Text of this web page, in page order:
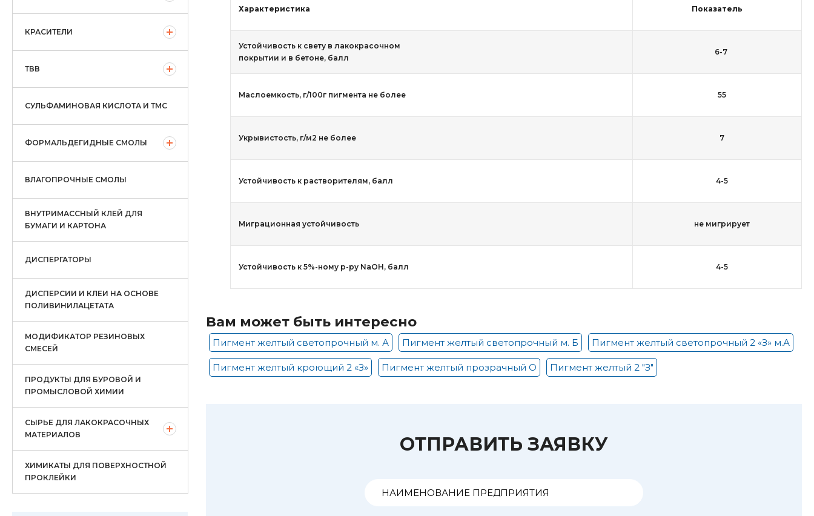
КРАСИТЕЛИ
ТВВ
СУЛЬФАМИНОВАЯ КИСЛОТА И ТМС
ФОРМАЛЬДЕГИДНЫЕ СМОЛЫ
ВЛАГОПРОЧНЫЕ СМОЛЫ
ВНУТРИМАССНЫЙ КЛЕЙ ДЛЯ
БУМАГИ И КАРТОНА
ДИСПЕРГАТОРЫ
ДИСПЕРСИИ И КЛЕИ НА ОСНОВЕ
ПОЛИВИНИЛАЦЕТАТА
МОДИФИКАТОР РЕЗИНОВЫХ
СМЕСЕЙ
ПРОДУКТЫ ДЛЯ БУРОВОЙ И
ПРОМЫСЛОВОЙ ХИМИИ
СЫРЬЕ ДЛЯ ЛАКОКРАСОЧНЫХ
МАТЕРИАЛОВ
ХИМИКАТЫ ДЛЯ ПОВЕРХНОСТНОЙ
ПРОКЛЕЙКИ
Характеристика Показатель
Устойчивость к свету в лакокрасочном
покрытии и в бетоне, балл
6-7
Маслоемкость, г/100г пигмента не более 55
Укрывистость, г/м2 не более 7
Устойчивость к растворителям, балл 4-5
Миграционная устойчивость не мигрирует
Устойчивость к 5%-ному р-ру NaOH, балл 4-5
Вам может быть интересно
Пигмент желтый светопрочный м. А Пигмент желтый светопрочный м. Б Пигмент желтый светопрочный 2 «З» м.А
Пигмент желтый кроющий 2 «З» Пигмент желтый прозрачный О Пигмент желтый 2 "З"
ОТПРАВИТЬ ЗАЯВКУ